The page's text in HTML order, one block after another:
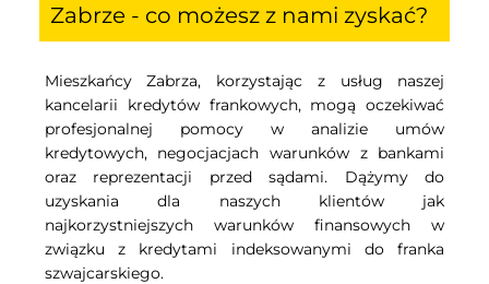
Zabrze - co możesz z nami zyskać?
Mieszkańcy Zabrza, korzystając z usług naszej
kancelarii kredytów frankowych, mogą oczekiwać
profesjonalnej pomocy w analizie umów
kredytowych, negocjacjach warunków z bankami
oraz reprezentacji przed sądami. Dążymy do
uzyskania dla naszych klientów jak
najkorzystniejszych warunków finansowych w
związku z kredytami indeksowanymi do franka
szwajcarskiego.